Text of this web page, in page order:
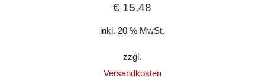
€ 15,48
inkl. 20 % MwSt.
zzgl.
Versandkosten